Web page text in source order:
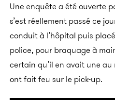
Une enquête a été ouverte
s’est réellement passé ce
conduit à l’hôpital puis
police, pour braquage à
certain qu’il en avait une
ont fait feu sur le pick-up.